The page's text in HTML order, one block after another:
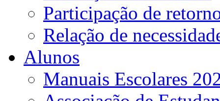
Participação de
Relação de
Alunos
Manuais Escolares